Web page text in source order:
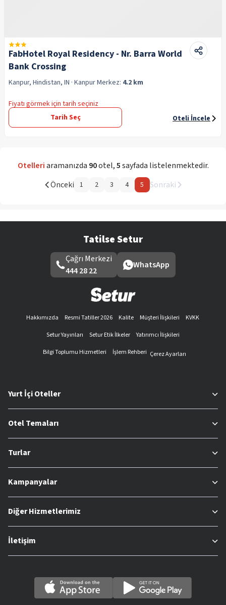
FabHotel Royal Residency - Nr. Barra World
Bank Crossing
Kanpur, Hindistan, IN · KanpurMerkez: 4.2 km
Fiyatı görmek için tarih seçiniz
Tarih Seç
Oteli İncele
Otelleriaramanızda 90otel,5sayfada listelenmektedir.
Önceki 1 2 3 4 5 Sonraki
Tatilse Setur
Çağrı Merkezi
444 28 22
WhatsApp
Hakkımızda Resmi Tatiller 2026 Kalite Müşteri İlişkileri
KVKK
Setur Yayınları
Setur Etik İlkeler
Yatırımcı İlişkileri
Bilgi Toplumu Hizmetleri
İşlem Rehberi Çerez Ayarları
Yurt İçi Oteller
Otel Temaları
Turlar
Kampanyalar
Diğer Hizmetlerimiz
İletişim